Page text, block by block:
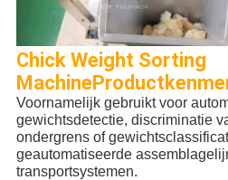
Chick Weight Sorting
Machine
Voornamelijk gebruikt voor
gewichtsdetectie, discriminatie
ondergrens of
geautomatiseerde
transportsystemen.